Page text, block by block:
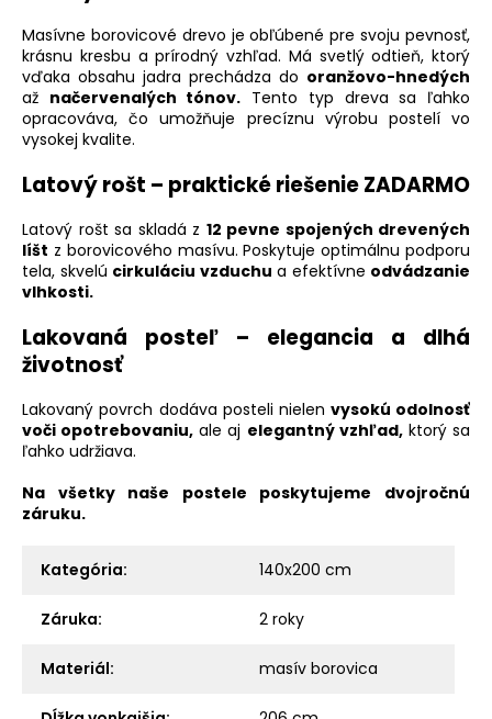
Masívne borovicové drevo je obľúbené pre svoju pevnosť,
krásnu kresbu a prírodný vzhľad. Má svetlý odtieň, ktorý
vďaka obsahu jadra prechádza do oranžovo-hnedých
až načervenalých tónov. Tento typ dreva sa ľahko
opracováva, čo umožňuje precíznu výrobu postelí vo
vysokej kvalite.
Latový rošt – praktické riešenie ZADARMO
Latový rošt sa skladá z 12 pevne spojených drevených
líšt z borovicového masívu. Poskytuje optimálnu podporu
tela, skvelú cirkuláciu vzduchu a efektívne odvádzanie
vlhkosti.
Lakovaná posteľ – elegancia a dlhá
životnosť
Lakovaný povrch dodáva posteli nielen vysokú odolnosť
voči opotrebovaniu, ale aj elegantný vzhľad,ktorý sa
ľahko udržiava.
Na všetky naše postele poskytujeme dvojročnú
záruku.
Kategória: 140x200 cm
Záruka: 2 roky
Materiál: masív borovica